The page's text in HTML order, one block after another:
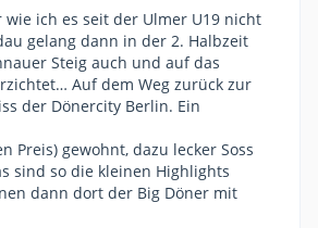
ich es seit der Ulmer U19 nicht
gelang dann in der 2. Halbzeit
Steig auch und auf das
Auf dem Weg zurück zur
der Dönercity Berlin. Ein
Preis) gewohnt, dazu lecker Soss
sind so die kleinen Highlights
dann dort der Big Döner mit